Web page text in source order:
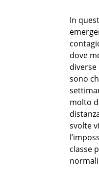
In
dove
sono
molto
svolte
classe